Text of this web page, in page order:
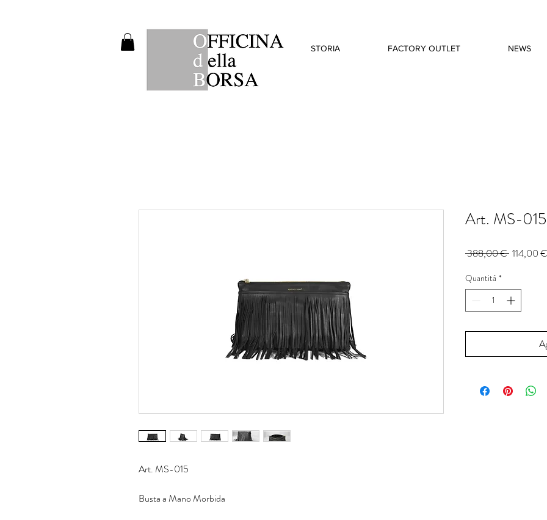
STORIA FACTORY OUTLET NEWS
Art. MS-015
Busta a Mano Morbida
Art. MS-015
388,00 € Prezzo
114,00 €
Quantità *